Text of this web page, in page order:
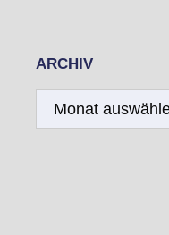
ARCHIV
Archiv